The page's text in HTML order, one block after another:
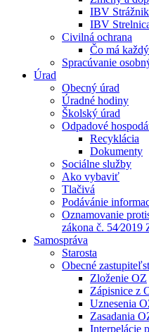
IBV Strážnik
IBV
Civilná ochrana
Čo má
Spracúvanie
Úrad
Obecný úrad
Úradné hodiny
Školský úrad
Odpadové
Recyklácia
Dokumenty
Sociálne služby
Ako vybaviť
Tlačivá
Podávánie
Oznamovanie
zákona č. 54⁄2019
Samospráva
Starosta
Obecné
Zloženie OZ
Zápisnice z
Uznesenia
Zasadania
Interpelácie